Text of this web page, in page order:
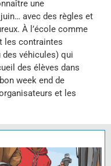
une
avec des règles et
À l’école comme
les contraintes
des véhicules) qui
des élèves dans
week end de
et les